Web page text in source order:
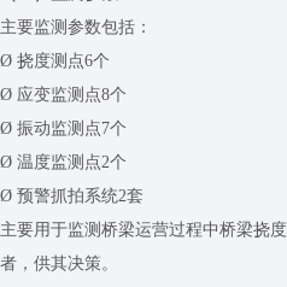
主要监测参数包括：
Ø 挠度测点6个
Ø 应变监测点8个
Ø 振动监测点7个
Ø 温度监测点2个
Ø 预警抓拍系统2套
主要用于监测桥梁运营过程中桥梁挠
者，供其决策。